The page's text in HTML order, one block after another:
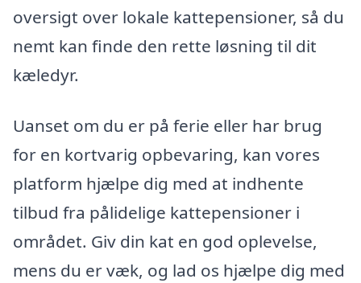
oversigt over lokale kattepensioner, så du
nemt kan finde den rette løsning til dit
kæledyr.
Uanset om du er på ferie eller har brug
for en kortvarig opbevaring, kan vores
platform hjælpe dig med at indhente
tilbud fra pålidelige kattepensioner i
området. Giv din kat en god oplevelse,
mens du er væk, og lad os hjælpe dig med